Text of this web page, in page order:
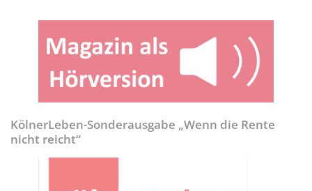
KölnerLeben-Sonderausgabe „Wenn die Rente
nicht reicht“